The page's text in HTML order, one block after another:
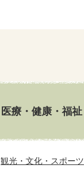
医療・健康・福祉
観光・文化・スポーツ